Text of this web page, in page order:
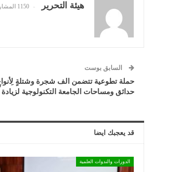
هيئة التحرير 1150 المشاركات
السابق بوست
حملة تطوعية تتضمن الف شجرة وشتلةٍ
حدائق ومساحات الجامعة التكنولوجية
قد يعجبك ايضا
الدورات والندوات العلمية